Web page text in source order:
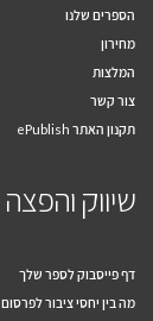
הספרים שלנו
מחירון
המלצות
צור קשר
תקנון האתר ePublish
שיווק והפצה
דף פייסבוק לספר שלך
מה בין יחסי ציבור לפרסום